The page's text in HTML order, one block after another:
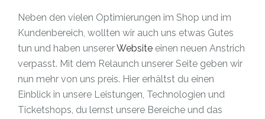
Neben den vielen Optimierungen im Shop und im
Kundenbereich, wollten wir auch uns etwas Gutes
tun und haben unsererWebsite einen neuen Anstrich
verpasst. Mit dem Relaunch unserer Seite geben wir
nun mehr von uns preis. Hier erhältst du einen
Einblick in unsere Leistungen, Technologien und
Ticketshops, du lernst unsere Bereiche und das